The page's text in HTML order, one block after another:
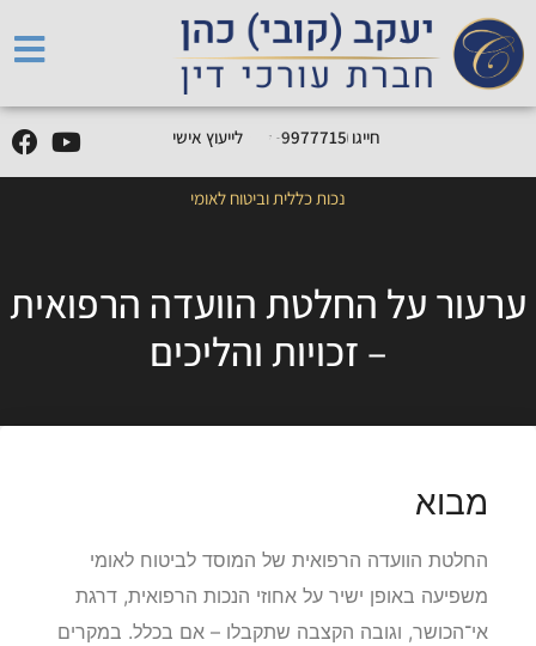
חייגו050- לייעוץ אישי
נכות כללית וביטוח לאומי
ערעור על החלטת הוועדה הרפואית
– זכויות והליכים
מבוא
החלטת הוועדה הרפואית של המוסד לביטוח לאומי
משפיעה באופן ישיר על אחוזי הנכות הרפואית, דרגת
אי־הכושר, וגובה הקצבה שתקבלו – אם בכלל. במקרים